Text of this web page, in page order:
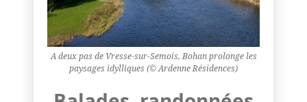
A deux pas de Vresse-sur-Semois, Bohan prolonge les
paysages idylliques (© Ardenne Résidences)